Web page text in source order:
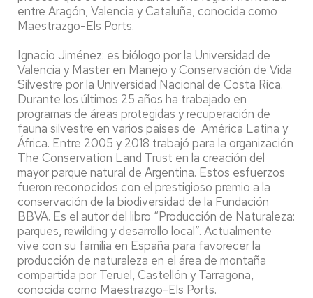
entre Aragón, Valencia y Cataluña, conocida como
Maestrazgo-Els Ports.
Ignacio Jiménez: es biólogo por la Universidad de
Valencia y Master en Manejo y Conservación de Vida
Silvestre por la Universidad Nacional de Costa Rica.
Durante los últimos 25 años ha trabajado en
programas de áreas protegidas y recuperación de
fauna silvestre en varios países de América Latina y
África. Entre 2005 y 2018 trabajó para la organización
The Conservation Land Trust en la creación del
mayor parque natural de Argentina. Estos esfuerzos
fueron reconocidos con el prestigioso premio a la
conservación de la biodiversidad de la Fundación
BBVA. Es el autor del libro “Producción de Naturaleza:
parques, rewilding y desarrollo local”. Actualmente
vive con su familia en España para favorecer la
producción de naturaleza en el área de montaña
compartida por Teruel, Castellón y Tarragona,
conocida como Maestrazgo-Els Ports.